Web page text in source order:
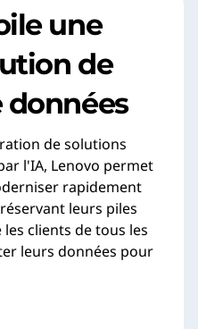
une
de
données
de solutions
l'IA, Lenovo permet
rapidement
leurs piles
clients de tous les
leurs données pour